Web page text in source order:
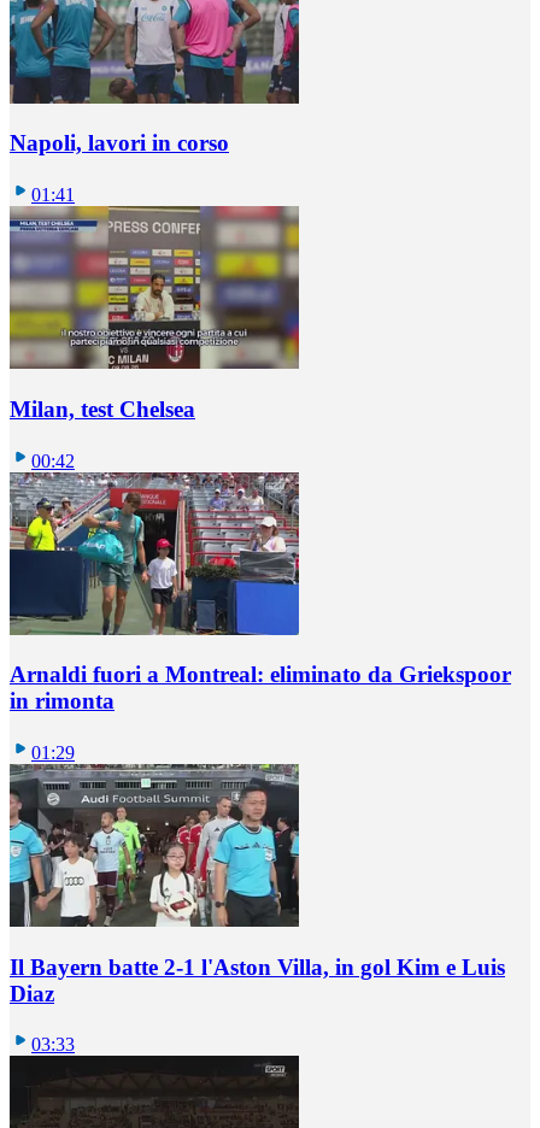
Napoli, lavori in corso
01:41
Milan, test Chelsea
00:42
Arnaldi fuori a Montreal: eliminato da Griekspoor
in rimonta
01:29
Il Bayern batte 2-1 l'Aston Villa, in gol Kim e Luis
Diaz
03:33